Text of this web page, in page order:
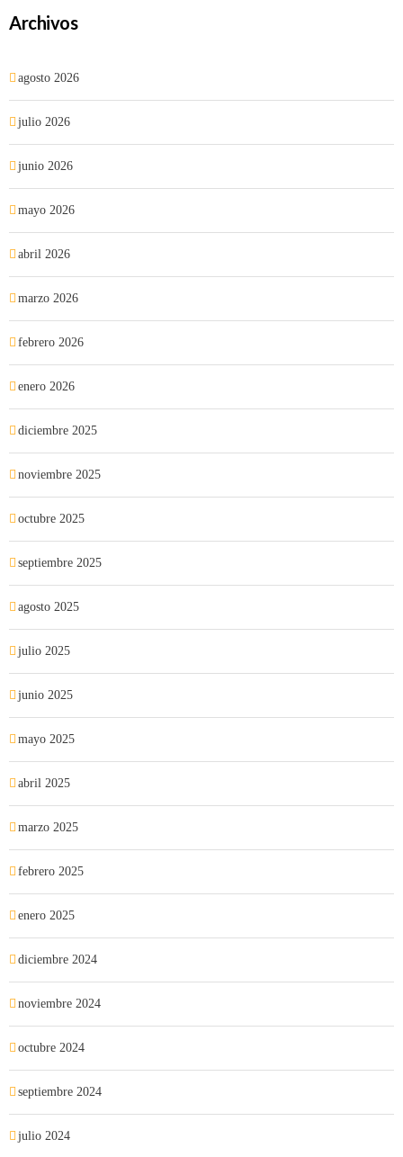
Archivos
agosto 2026
julio 2026
junio 2026
mayo 2026
abril 2026
marzo 2026
febrero 2026
enero 2026
diciembre 2025
noviembre 2025
octubre 2025
septiembre 2025
agosto 2025
julio 2025
junio 2025
mayo 2025
abril 2025
marzo 2025
febrero 2025
enero 2025
diciembre 2024
noviembre 2024
octubre 2024
septiembre 2024
julio 2024